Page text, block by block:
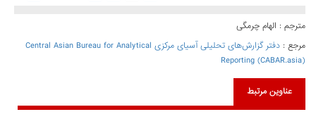
مترجم : الهام چرمگی
مرجع :
دفتر گزارش‌های تحلیلی آسیای مرکزی Central Asian Bureau for Analytical
Reporting (CABAR.asia)
عناوین مرتبط